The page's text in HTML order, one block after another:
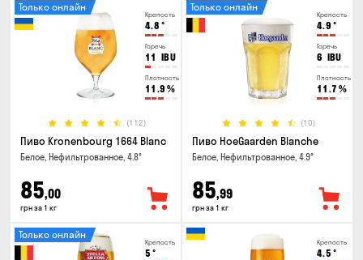
Крепость
4.8 °
Горечь
11 IBU
Плотность
11.9 %
(112)
Только онлайн
Пиво Kronenbourg 1664 Blanc
Белое, Нефильтрованное, 4.8°
85,00
грн за 1 кг
Крепость
4.9 °
Горечь
6 IBU
Плотность
11.7 %
(10)
Только онлайн
Пиво HoeGaarden Blanche
Белое, Нефильтрованное, 4.9°
85,99
грн за 1 кг
Крепость
5 °
Только онлайн
Крепость
4.5 °